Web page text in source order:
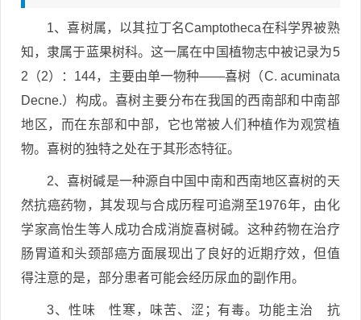
1、喜树属，以其拉丁名Camptotheca在科学界被熟
知，隶属于蓝果树科。这一属在中国植物志中被记录为5
2（2）：144，主要由单一物种——喜树（C. acuminata
Decne.）构成。喜树主要分布在我国的西南部和中南部
地区，而在东部和中部，它也常被人们种植作为观赏植
物。喜树的独特之处在于其形态特征。
2、喜树碱是一种源自中国中南和西南地区喜树的天
然抗癌药物，其发现与合成历程可追溯至1976年，由化
学家高怡生等人成功合成消旋喜树碱。这种药物在治疗
肠胃道和头颈部癌方面展现出了良好的近期疗效，但值
得注意的是，部分患者可能会经历尿血的副作用。
3、性味 性寒，味苦、涩；有毒。功能主治 抗